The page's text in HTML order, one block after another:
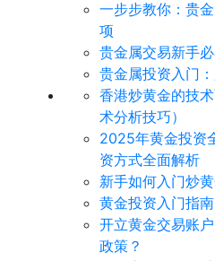
一步步教你：贵
项
贵金属交易新手
贵金属投资入门
香港炒黄金的技
术分析技巧）
2025年黄金投资
资方式全面解析
新手如何入门炒
黄金投资入门指
开立黄金交易账
政策？